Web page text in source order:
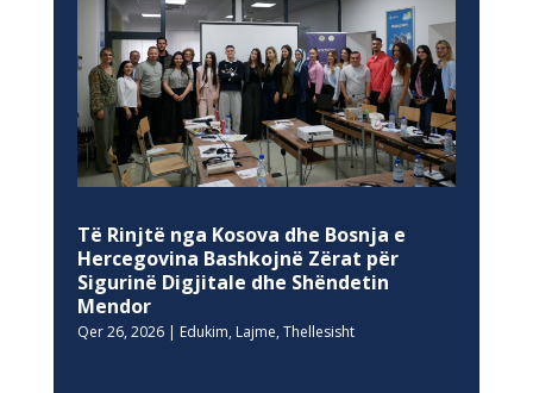
Të Rinjtë nga Kosova dhe Bosnja e
Hercegovina Bashkojnë Zërat për
Sigurinë Digjitale dhe Shëndetin
Mendor
Qer 26, 2026| Edukim, Lajme, Thellesisht